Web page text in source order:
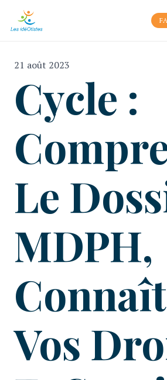
21 août 2023
Cycle :
Le
MDPH,
Vos